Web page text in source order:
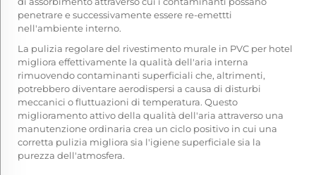
penetrare e successivamente essere re-emettti
nell'ambiente interno.
La pulizia regolare del rivestimento murale in PVC per hotel
migliora effettivamente la qualità dell'aria interna
rimuovendo contaminanti superficiali che, altrimenti,
potrebbero diventare aerodispersi a causa di disturbi
meccanici o fluttuazioni di temperatura. Questo
miglioramento attivo della qualità dell'aria attraverso una
manutenzione ordinaria crea un ciclo positivo in cui una
corretta pulizia migliora sia l'igiene superficiale sia la
purezza dell'atmosfera.